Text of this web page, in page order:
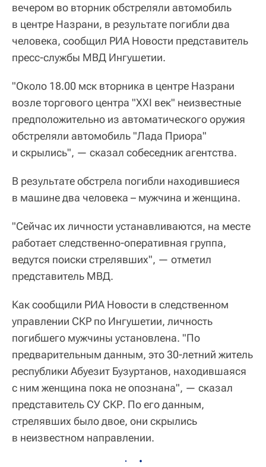
вечером во вторник обстреляли автомобиль
в центре Назрани, в результате погибли два
человека, сообщил РИА Новости представитель
пресс-службы МВД Ингушетии.
"Около 18.00 мск вторника в центре Назрани
возле торгового центра "XXI век" неизвестные
предположительно из автоматического оружия
обстреляли автомобиль "Лада Приора"
и скрылись", — сказал собеседник агентства.
В результате обстрела погибли находившиеся
в машине два человека – мужчина и женщина.
"Сейчас их личности устанавливаются, на месте
работает следственно-оперативная группа,
ведутся поиски стрелявших", — отметил
представитель МВД.
Как сообщили РИА Новости в следственном
управлении СКР по Ингушетии, личность
погибшего мужчины установлена. "По
предварительным данным, это 30-летний житель
республики Абуезит Бузуртанов, находившаяся
с ним женщина пока не опознана", — сказал
представитель СУ СКР. По его данным,
стрелявших было двое, они скрылись
в неизвестном направлении.